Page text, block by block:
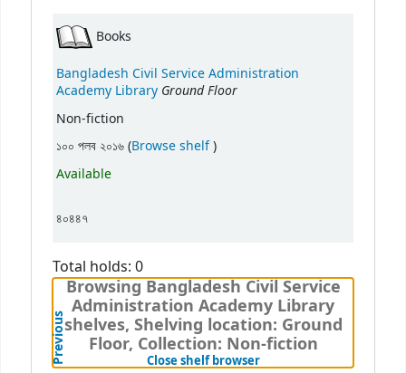
Books
Bangladesh Civil Service Administration
Academy Library Ground Floor
Non-fiction
১০০ পলব ২০১৬ (Browse shelf(Opens below)
)
Available
৪০৪৪৭
Total holds: 0
Browsing Bangladesh Civil Service
Administration Academy Library
shelves, Shelving location: Ground
Floor, Collection: Non-fiction
Close shelf browser(Hides shelf browser)
Previous